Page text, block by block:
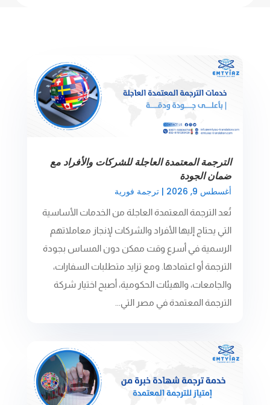
الترجمة المعتمدة العاجلة للشركات والأفراد مع
ضمان الجودة
أغسطس 9, 2026 | ترجمة فورية
تُعد الترجمة المعتمدة العاجلة من الخدمات الأساسية
التي يحتاج إليها الأفراد والشركات لإنجاز معاملاتهم
الرسمية في أسرع وقت ممكن دون المساس بجودة
الترجمة أو اعتمادها. ومع تزايد متطلبات السفارات،
والجامعات، والهيئات الحكومية، أصبح اختيار شركة
الترجمة المعتمدة في مصر التي...